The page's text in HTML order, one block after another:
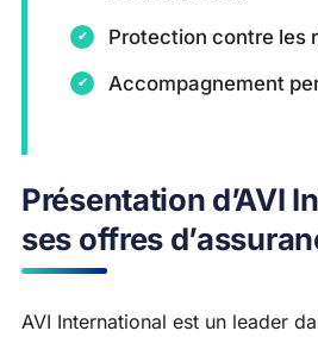
Protection contre les
Accompagnement
Présentation d’AVI
ses offres
AVI International est un leader